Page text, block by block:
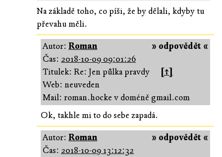
Na základě toho, co píši, že by dělali, kdyby tu
převahu měli.
» odpovědět «
Autor:Roman
Čas: 2018-10-09 09:01:26
Titulek: Re: Jen půlka pravdy
[↑]
Web: neuveden
Mail: roman.hocke v doméně gmail.com
Ok, takhle mi to do sebe zapadá.
» odpovědět «
Autor:Roman
Čas: 2018-10-09 13:12:32